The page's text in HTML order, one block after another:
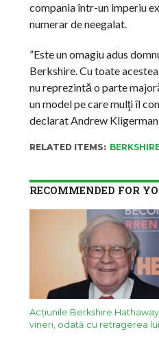
compania într-un imperiu
numerar de neegalat.
”Este un omagiu adus
Berkshire. Cu toate
nu reprezintă o parte
un model pe care mulţi îl
declarat Andrew
RELATED ITEMS:
RECOMMENDED FOR
Acţiunile Berkshire
vineri, odată cu retragerea